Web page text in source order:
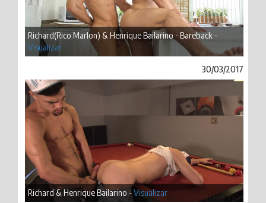
Richard(Rico Marlon) & Henrique Bailarino - Bareback -
Visualizar
30/03/2017
Richard & Henrique Bailarino -Visualizar